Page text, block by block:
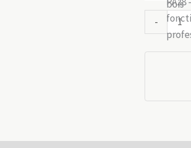
-
quantité
de
Couteau
Premium